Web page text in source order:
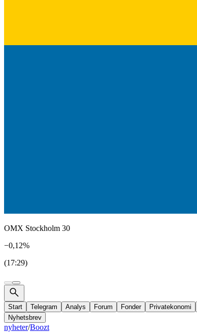
OMX Stockholm 30
−0,12%
(17:29)
Start Telegram Analys Forum Fonder Privatekonomi
Nyhetsbrev
nyheter/Boozt